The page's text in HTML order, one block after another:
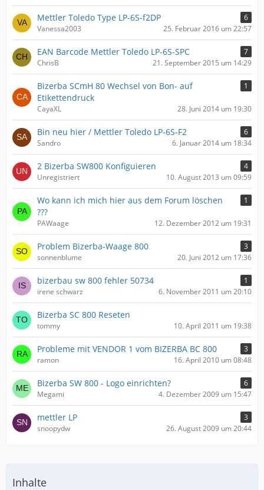
Mettler Toledo Type LP-6S-f2DP
6
Vanessa2003
25. Februar 2016 um 22:57
EAN Barcode Mettler Toledo LP-6S-SPC
7
ChrisB
21. September 2015 um 14:29
Bizerba SCmH 80 Wechsel von Bon- auf
Etikettendruck
1
CayaXL 28. Juni 2014 um 19:30
Bin neu hier / Mettler Toledo LP-6S-F2
6
Sandro
6. Januar 2014 um 18:34
2 Bizerba SW800 Konfiguieren
4
Unregistriert
10. August 2013 um 09:59
Wo kann ich mich hier aus dem Forum löschen
???
1
PAWaage 12. Dezember 2012 um 19:31
Problem Bizerba-Waage 800
3
sonnenblume
20. Juni 2012 um 17:36
bizerbau sw 800 fehler 50734
1
irene schwarz
6. November 2011 um 20:10
Bizerba SC 800 Reseten
tommy 10. April 2011 um 19:38
Probleme mit VENDOR 1 vom BIZERBA BC 800
3
ramon
16. April 2010 um 08:48
Bizerba SW 800 - Logo einrichten?
6
Megami
4. Dezember 2009 um 15:47
mettler LP
3
snoopydw
26. August 2009 um 20:44
Inhalte